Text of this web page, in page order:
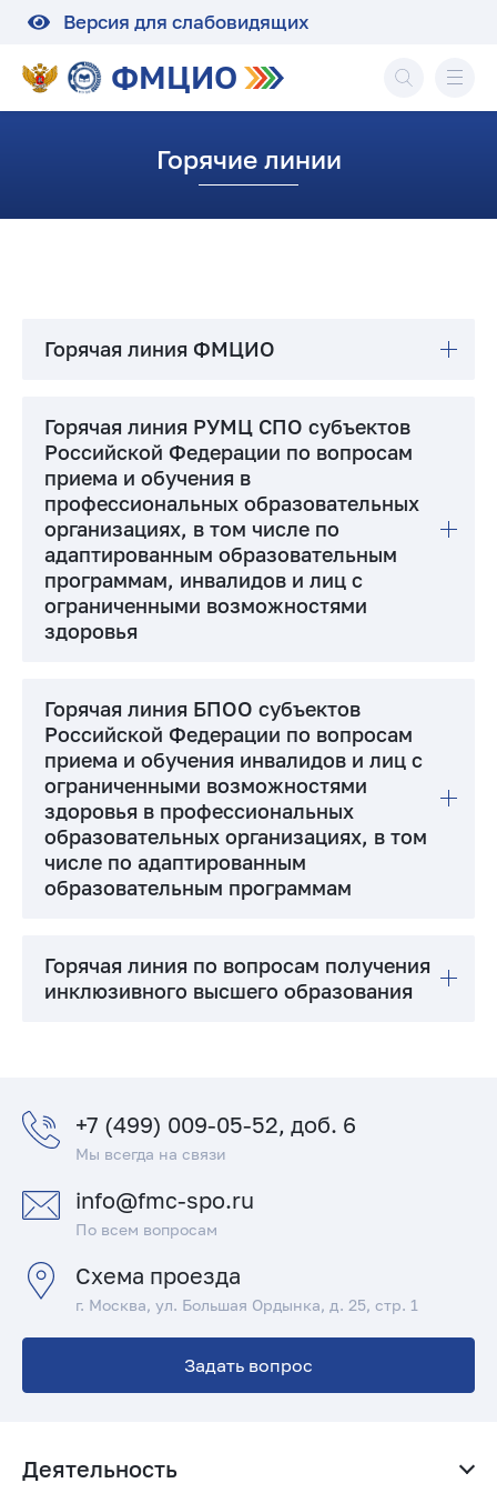
Версия для слабовидящих
ФМЦИО
Горячие линии
Горячая линия ФМЦИО
Горячая линия РУМЦ СПО субъектов
Российской Федерации по вопросам
приема и обучения в
профессиональных образовательных
организациях, в том числе по
адаптированным образовательным
программам, инвалидов и лиц с
ограниченными возможностями
здоровья
Горячая линия БПОО субъектов
Российской Федерации по вопросам
приема и обучения инвалидов и лиц с
ограниченными возможностями
здоровья в профессиональных
образовательных организациях, в том
числе по адаптированным
образовательным программам
Горячая линия по вопросам получения
инклюзивного высшего образования
+7 (499) 009-05-52, доб. 6
Мы всегда на связи
info@fmc-spo.ru
По всем вопросам
Схема проезда
г. Москва, ул. Большая Ордынка, д. 25, стр. 1
Задать вопрос
Деятельность